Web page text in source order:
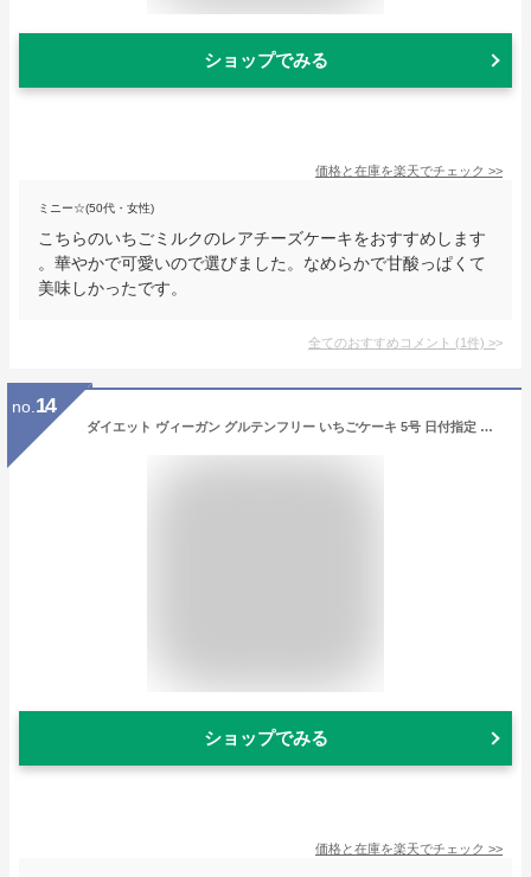
ショップでみる
価格と在庫を楽天でチェック >>
ミニー☆(50代・女性)
こちらのいちごミルクのレアチーズケーキをおすすめします
。華やかで可愛いので選びました。なめらかで甘酸っぱくて
美味しかったです。
全てのおすすめコメント (1件) >
no. 14
ダイエット ヴィーガン グルテンフリー いちごケーキ 5号 日付指定 対応 可能 美味しい お祝い 苺 乳製品 卵 小麦粉 不使用 アレルギー対応 誕生日ケーキ ダイエット 低カロリー ベジタリアン ビーガン ロースイーツ ローケーキ 贈り物 手土産 クリスマス お正月
ショップでみる
価格と在庫を楽天でチェック >>